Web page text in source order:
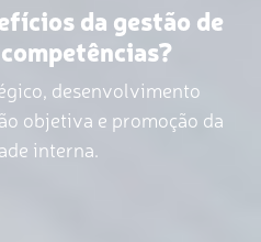
da gestão de
desenvolvimento
objetiva e promoção da
interna.